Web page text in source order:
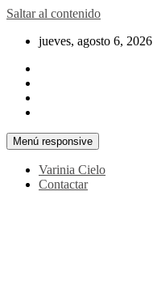
Saltar al contenido
jueves, agosto 6, 2026
Menú responsive
Varinia Cielo
Contactar